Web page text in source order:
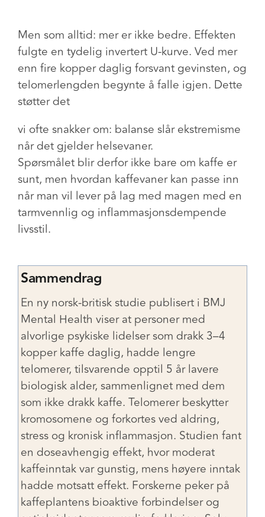
Men som alltid: mer er ikke bedre. Effekten
fulgte en tydelig invertert U-kurve. Ved mer
enn fire kopper daglig forsvant gevinsten, og
telomerlengden begynte å falle igjen. Dette
støtter det
vi ofte snakker om: balanse slår ekstremisme
når det gjelder helsevaner.
Spørsmålet blir derfor ikke bare om kaffe er
sunt, men hvordan kaffevaner kan passe inn
når man vil lever på lag med magen med en
tarmvennlig og inflammasjonsdempende
livsstil.
Sammendrag
En ny norsk-britisk studie publisert i BMJ
Mental Health viser at personer med
alvorlige psykiske lidelser som drakk 3–4
kopper kaffe daglig, hadde lengre
telomerer, tilsvarende opptil 5 år lavere
biologisk alder, sammenlignet med dem
som ikke drakk kaffe. Telomerer beskytter
kromosomene og forkortes ved aldring,
stress og kronisk inflammasjon. Studien fant
en doseavhengig effekt, hvor moderat
kaffeinntak var gunstig, mens høyere inntak
hadde motsatt effekt. Forskerne peker på
kaffeplantens bioaktive forbindelser og